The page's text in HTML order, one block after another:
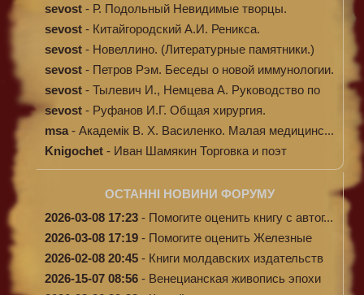
sevost - Р. Подольный Невидимые творцы.
sevost - Китайгородский А.И. Реникса.
sevost - Новеллино. (Литературные памятники.)
sevost - Петров Рэм. Беседы о новой иммунологии.
sevost - Тылевич И., Немцева А. Руководство по
ме...
sevost - Руфанов И.Г. Общая хирургия.
msa - Академік В. Х. Василенко. Малая медицинс...
Knigochet - Иван Шамякин Торговка и поэт
ОСТАННІ НОВИНИ ФОРУМУ
2026-03-08 17:23 - Помогите оценить книгу с автог...
2026-03-08 17:19 - Помогите оценить Железные
доро...
2026-02-08 20:45 - Книги молдавских издательств
2026-15-07 08:56 - Венецианская живопись эпохи